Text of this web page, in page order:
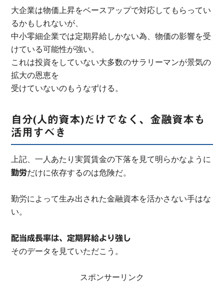
大企業は物価上昇をベースアップで対応してもらってい
るかもしれないが、
中小零細企業では定期昇給しかない為、物価の影響を受
けている可能性が強い。
これは投資をしていない大多数のサラリーマンが景気の
拡大の恩恵を
受けていないのもうなずける。
自分(人的資本)だけでなく、金融資本も
活用すべき
上記、一人あたり実質賃金の下落を見て明らかなように
勤労だけに依存するのは危険だ。
勤労によって生み出された金融資本を活かさない手はな
い。
配当成長率は、定期昇給より強し
そのデータを見ていただこう。
スポンサーリンク